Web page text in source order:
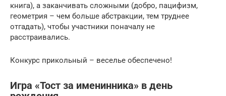
книга), а заканчивать сложными (добро, пацифизм,
геометрия – чем больше абстракции, тем труднее
отгадать), чтобы участники поначалу не
расстраивались.
Конкурс прикольный – веселье обеспечено!
Игра «Тост за именинника» в день